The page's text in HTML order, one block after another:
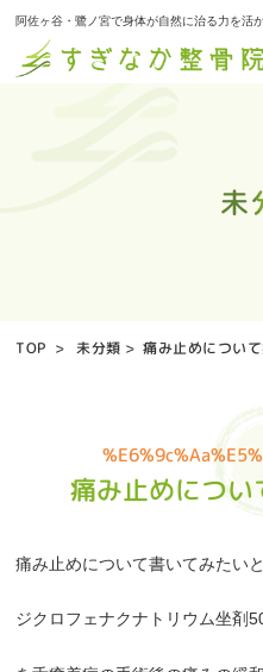
阿佐ヶ谷・鷺ノ宮で身体が自然に治る力を活
未
未
未
未
未
未
未
未
未
未
未
未
未
未
未
未
未
未
未
未
未
未
未
未
未
未
TOP > 未分類 > 痛み止めについて
痛み止めについ
痛み止めについて書いてみたい
ジクロフェナクナトリウム坐剤